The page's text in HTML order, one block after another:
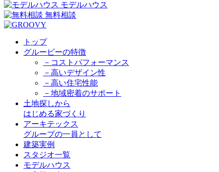
モデルハウス
無料相談
トップ
グルービーの特徴
－コストパフォーマンス
－高いデザイン性
－高い住宅性能
－地域密着のサポート
土地探しから
はじめる家づくり
アーキテックス
グループの一員として
建築実例
スタジオ一覧
モデルハウス